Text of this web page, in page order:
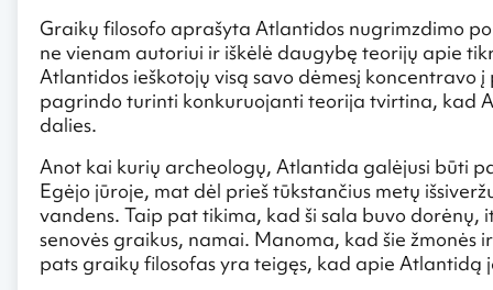
Graikų filosofo aprašyta Atlantidos nugrimzdimo
ne vienam autoriui ir iškėlė daugybę teorijų apie
Atlantidos ieškotojų visą savo dėmesį koncentravo
pagrindo turinti konkuruojanti teorija tvirtina, kad
dalies.
Anot kai kurių archeologų, Atlantida galėjusi būti
Egėjo jūroje, mat dėl prieš tūkstančius metų
vandens. Taip pat tikima, kad ši sala buvo dorėnų,
senovės graikus, namai. Manoma, kad šie
pats graikų filosofas yra teigęs, kad apie